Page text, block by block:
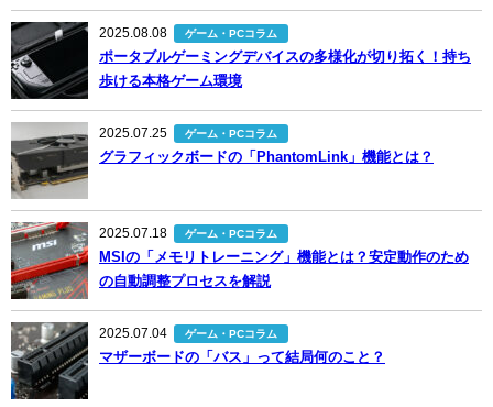
2025.08.08 ゲーム・PCコラム
ポータブルゲーミングデバイスの多様化が切り拓く！持ち
歩ける本格ゲーム環境
2025.07.25 ゲーム・PCコラム
グラフィックボードの「PhantomLink」機能とは？
2025.07.18 ゲーム・PCコラム
MSIの「メモリトレーニング」機能とは？安定動作のため
の自動調整プロセスを解説
2025.07.04 ゲーム・PCコラム
マザーボードの「バス」って結局何のこと？